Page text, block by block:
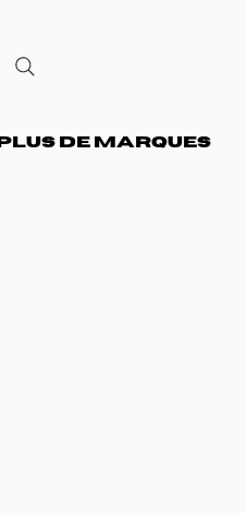
PLUS DE MARQUES